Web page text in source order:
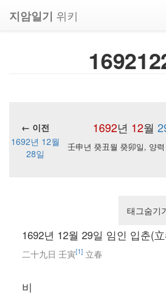
지암일기 위키
1692년 12월
← 이전
1692년 12월
28일
壬申년 癸丑월 癸卯일, 양
태그숨기
1692년 12월 29일 임인 입춘(
二十九日 壬寅[1] 立春
비